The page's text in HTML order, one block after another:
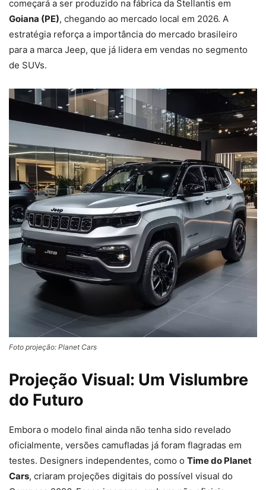
começará a ser produzido na fábrica da Stellantis em
Goiana (PE), chegando ao mercado local em 2026. A
estratégia reforça a importância do mercado brasileiro
para a marca Jeep, que já lidera em vendas no segmento
de SUVs.
Foto projeção: Planet Cars
Projeção Visual: Um Vislumbre
do Futuro
Embora o modelo final ainda não tenha sido revelado
oficialmente, versões camufladas já foram flagradas em
testes. Designers independentes, como o Time do Planet
Cars, criaram projeções digitais do possível visual do